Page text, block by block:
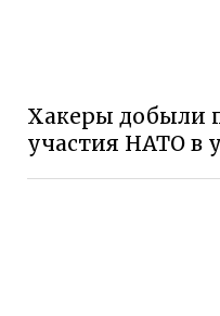
Хакеры добыли
участия НАТО в